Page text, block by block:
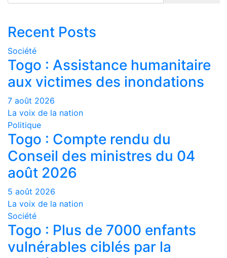
Recent Posts
Société
Togo : Assistance humanitaire
aux victimes des inondations
7 août 2026
La voix de la nation
Politique
Togo : Compte rendu du
Conseil des ministres du 04
août 2026
5 août 2026
La voix de la nation
Société
Togo : Plus de 7000 enfants
vulnérables ciblés par la